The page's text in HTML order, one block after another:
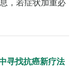
寻找抗癌新疗法